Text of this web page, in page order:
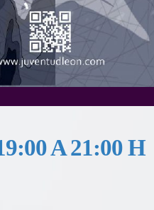
A 21:00 H